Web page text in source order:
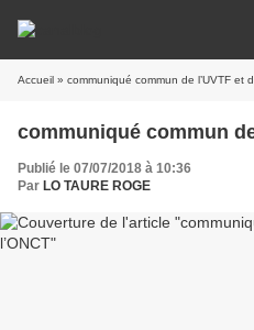
Accueil » communiqué commun de l’UVTF et
communiqué commun de
Publié le 07/07/2018 à 10:36
Par LO TAURE ROGE